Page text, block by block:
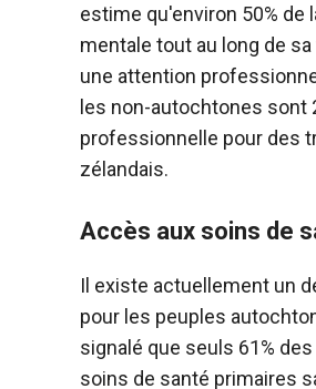
estime qu'environ 50%
mentale tout au long de
une attention
les non-autochtones sont
professionnelle pour des
zélandais.
Accès aux soins de
Il existe actuellement un
pour les peuples
signalé que seuls 61%
soins de santé primaires